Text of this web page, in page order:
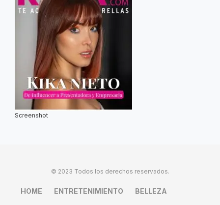
Screenshot
© 2023 Todos los derechos reservados.
HOME ENTRETENIMIENTO BELLEZA